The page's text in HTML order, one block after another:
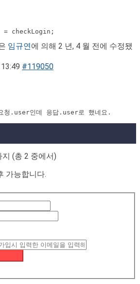
= checkLogin;
임규연에 의해 2 년, 4 월 전에 수정됐
#119050
청.user인데 응답.user로 했네요.
(총 2 중에서)
가능합니다.